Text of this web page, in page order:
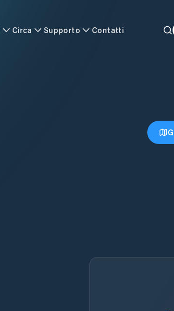
Circa Supporto Contatti